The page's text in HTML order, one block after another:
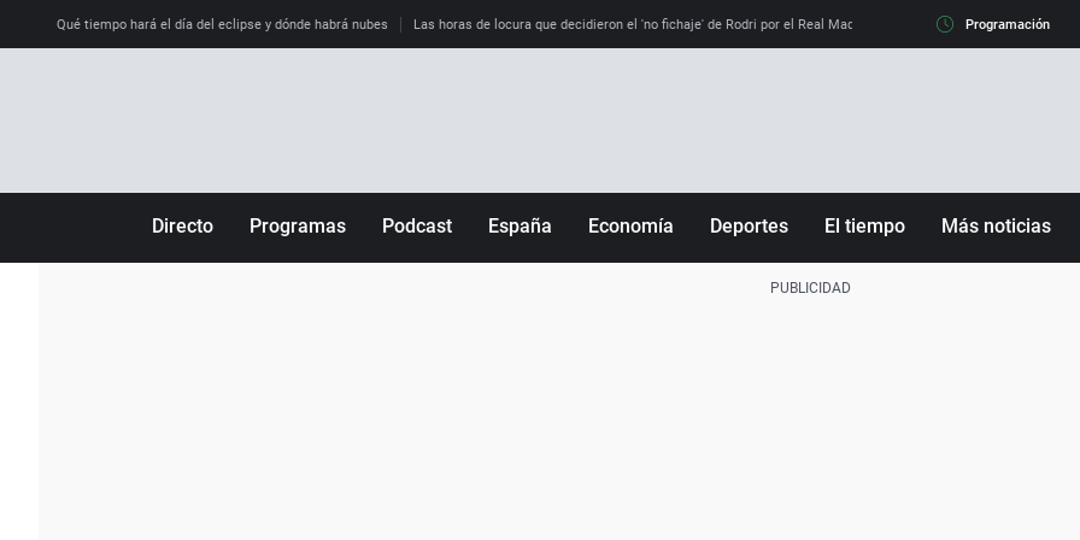
Qué tiempo hará el día del eclipse y dónde habrá nubes Las horas de locura que decidieron el 'no fichaje' de Rodri por el Real Madrid y su 'sí' al Barça La llamada
Programación
Directo Programas Podcast España Economía Deportes El tiempo Más noticias